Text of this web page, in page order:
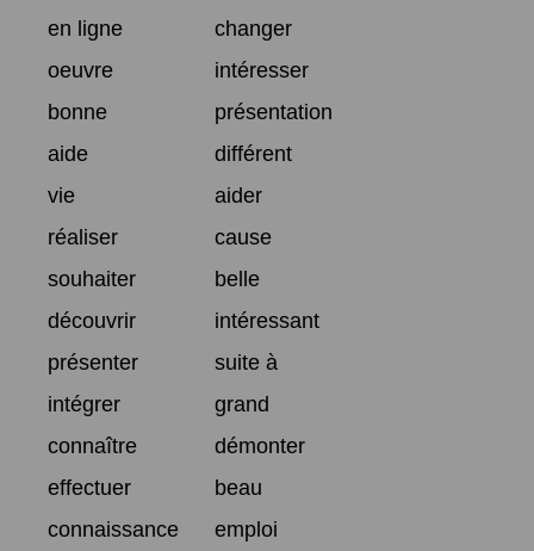
en ligne
changer
oeuvre
intéresser
bonne
présentation
aide
différent
vie
aider
réaliser
cause
souhaiter
belle
découvrir
intéressant
présenter
suite à
intégrer
grand
connaître
démonter
effectuer
beau
connaissance
emploi